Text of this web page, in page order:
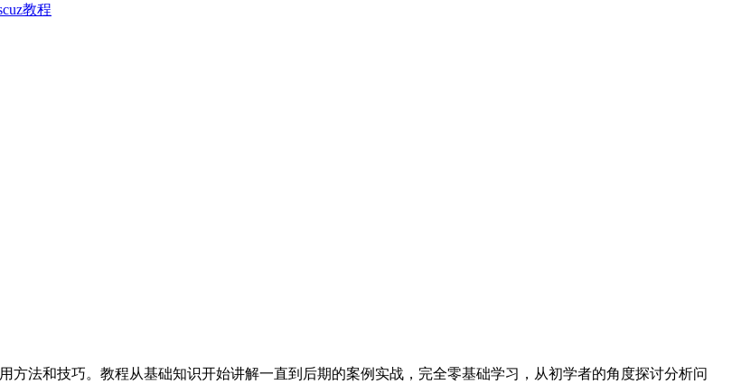
教程
方法和技巧。教程从基础知识开始讲解一直到后期的案例实战，完全零基础学习，从初学者的角度探讨分析问